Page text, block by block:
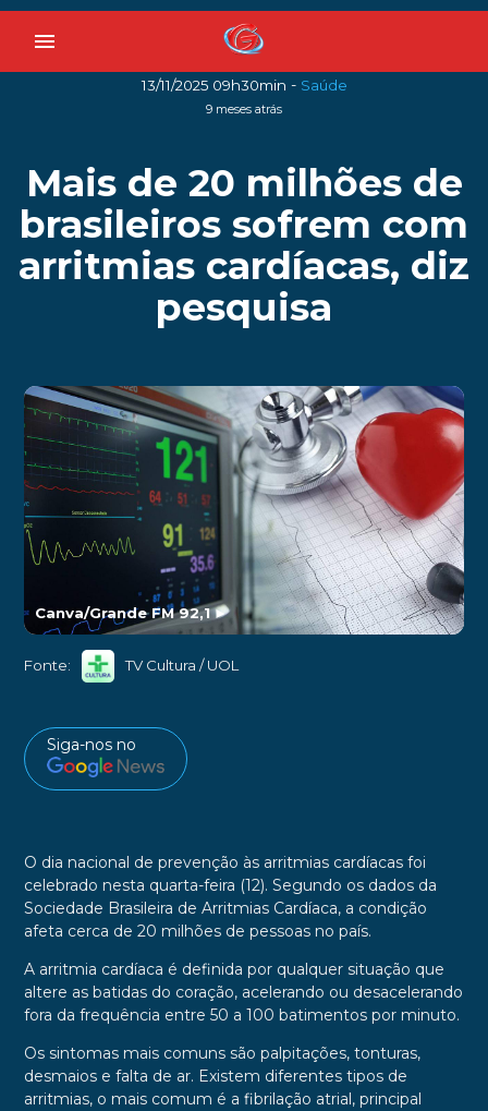
menu
13/11/2025 09h30min - Saúde
9 meses atrás
Mais de 20 milhões de
brasileiros sofrem com
arritmias cardíacas, diz
pesquisa
Canva/Grande FM 92,1►
Fonte: TV Cultura / UOL
Siga-nos no
O dia nacional de prevenção às arritmias cardíacas foi
celebrado nesta quarta-feira (12). Segundo os dados da
Sociedade Brasileira de Arritmias Cardíaca, a condição
afeta cerca de 20 milhões de pessoas no país.
A arritmia cardíaca é definida por qualquer situação que
altere as batidas do coração, acelerando ou desacelerando
fora da frequência entre 50 a 100 batimentos por minuto.
Os sintomas mais comuns são palpitações, tonturas,
desmaios e falta de ar. Existem diferentes tipos de
arritmias, o mais comum é a fibrilação atrial, principal